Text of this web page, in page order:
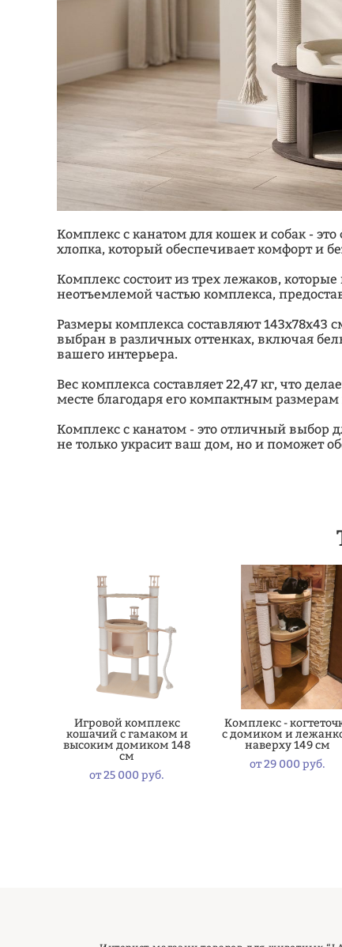
Комплекс с канатом для кошек и собак -
хлопка, который обеспечивает комфорт и
Комплекс состоит из трех лежаков,
неотъемлемой частью комплекса,
Размеры комплекса составляют 143х78х43
выбран в различных оттенках, включая
вашего интерьера.
Вес комплекса составляет 22,47 кг, что
месте благодаря его компактным
Комплекс с канатом - это отличный выбор
не только украсит ваш дом, но и поможет
Игровой комплекс
кошачий с гамаком и
высоким домиком 148
см
от 25 000 pуб.
Комплекс -
с домиком и
наверху 149 см
от 29 000 pуб.